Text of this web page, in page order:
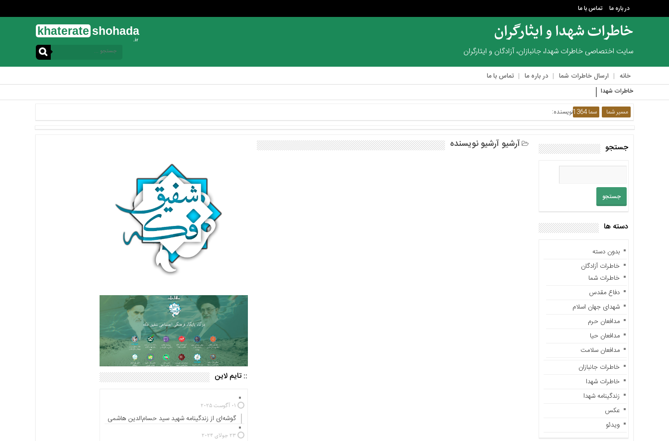
در باره ما تماس با ما
خاطرات شهدا و ایثارگران
سایت اختصاصی خاطرات شهدا، جانبازان، آزادگان و ایثارگران
khaterate shohada
.ir
خانه ارسال خاطرات شما در باره ما تماس با ما
در
ما
تماس
خاطرات شهدا
مسیر شما
نویسنده: سما 1364
جستجو
دسته ها
بدون دسته
خاطرات آزادگان
خاطرات شما
دفاع مقدس
شهدای جهان اسلام
مدافعان حرم
مدافعان حیا
مدافعان سلامت
خاطرات جانبازان
خاطرات شهدا
زندگینامه شهدا
عکس
ویدئو
آرشیو آرشیو نویسنده
:: تایم لاین
01 آگوست 2025
گوشه‌ای از زندگینامه شهید سید حسام‌الدین هاشمی
23 جولای 2024